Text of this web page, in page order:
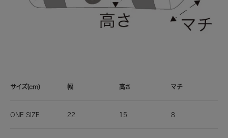
サイズ(cm) 幅 高さ マチ
ONE SIZE 22 15 8